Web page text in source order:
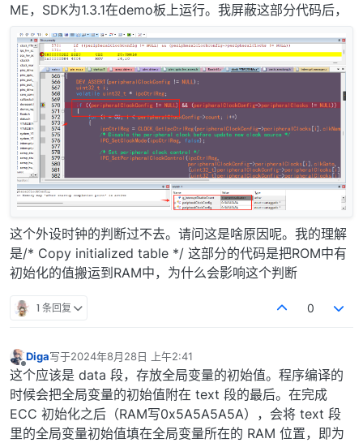
ME，SDK为1.3.1在demo板上运行。我屏蔽这部分代码后，
这个外设时钟的判断过不去。请问这是啥原因呢。我的理解
是/* Copy initialized table */ 这部分的代码是把ROM中有
初始化的值搬运到RAM中，为什么会影响这个判断
1 条回复 0
离线
Diga写于2024年8月28日 上午2:41
最后由 编辑
这个应该是 data 段，存放全局变量的初始值。程序编译的
时候会把全局变量的初始值附在 text 段的最后。在完成
ECC 初始化之后（RAM写0x5A5A5A5A），会将 text 段
里的全局变量初始值填在全局变量所在的 RAM 位置，即为